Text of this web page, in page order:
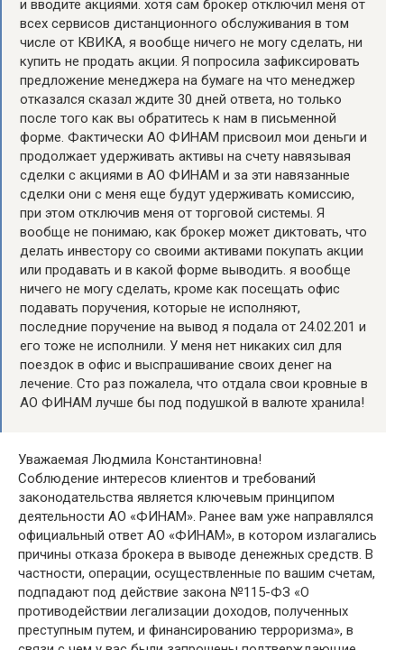
и вводите акциями. хотя сам брокер отключил меня от
всех сервисов дистанционного обслуживания в том
числе от КВИКА, я вообще ничего не могу сделать, ни
купить не продать акции. Я попросила зафиксировать
предложение менеджера на бумаге на что менеджер
отказался сказал ждите 30 дней ответа, но только
после того как вы обратитесь к нам в письменной
форме. Фактически АО ФИНАМ присвоил мои деньги и
продолжает удерживать активы на счету навязывая
сделки с акциями в АО ФИНАМ и за эти навязанные
сделки они с меня еще будут удерживать комиссию,
при этом отключив меня от торговой системы. Я
вообще не понимаю, как брокер может диктовать, что
делать инвестору со своими активами покупать акции
или продавать и в какой форме выводить. я вообще
ничего не могу сделать, кроме как посещать офис
подавать поручения, которые не исполняют,
последние поручение на вывод я подала от 24.02.201 и
его тоже не исполнили. У меня нет никаких сил для
поездок в офис и выспрашивание своих денег на
лечение. Сто раз пожалела, что отдала свои кровные в
АО ФИНАМ лучше бы под подушкой в валюте хранила!
Уважаемая Людмила Константиновна!
Соблюдение интересов клиентов и требований
законодательства является ключевым принципом
деятельности АО «ФИНАМ». Ранее вам уже направлялся
официальный ответ АО «ФИНАМ», в котором излагались
причины отказа брокера в выводе денежных средств. В
частности, операции, осуществленные по вашим счетам,
подпадают под действие закона №115-ФЗ «О
противодействии легализации доходов, полученных
преступным путем, и финансированию терроризма», в